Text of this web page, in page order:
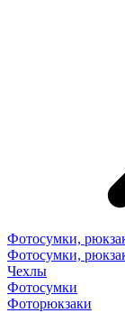
Фотосумки,
Фотосумки,
Чехлы
Фотосумки
Фоторюкзаки